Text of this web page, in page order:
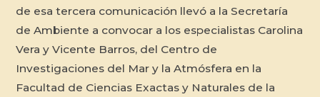
de esa tercera comunicación llevó a la Secretaría
de Ambiente a convocar a los especialistas Carolina
Vera y Vicente Barros, del Centro de
Investigaciones del Mar y la Atmósfera en la
Facultad de Ciencias Exactas y Naturales de la